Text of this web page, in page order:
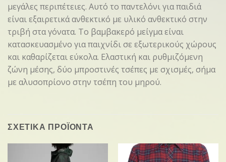
μεγάλες περιπέτειες. Αυτό το παντελόνι για παιδιά
είναι εξαιρετικά ανθεκτικό με υλικό ανθεκτικό στην
τριβή στα γόνατα. Το βαμβακερό μείγμα είναι
κατασκευασμένο για παιχνίδι σε εξωτερικούς χώρους
και καθαρίζεται εύκολα. Ελαστική και ρυθμιζόμενη
ζώνη μέσης, δύο μπροστινές τσέπες με σχισμές, σήμα
με αλυσοπρίονο στην τσέπη του μηρού.
ΣΧΕΤΙΚΑ ΠΡΟΪΟΝΤΑ